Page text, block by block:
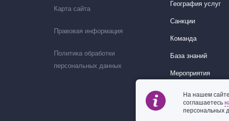
Карта сайта
Правовая информация
Политика обработки
персональных данных
География услуг
Санкции
Команда
База знаний
Мероприятия
На нашем
соглашаетесь
персональных